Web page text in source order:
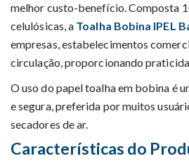
melhor custo-benefício. Composta
celulósicas, a Toalha Bobina IPEL
empresas, estabelecimentos
circulação, proporcionando
O uso do papel toalha em bobina é
e segura, preferida por muitos
secadores de ar.
Características do